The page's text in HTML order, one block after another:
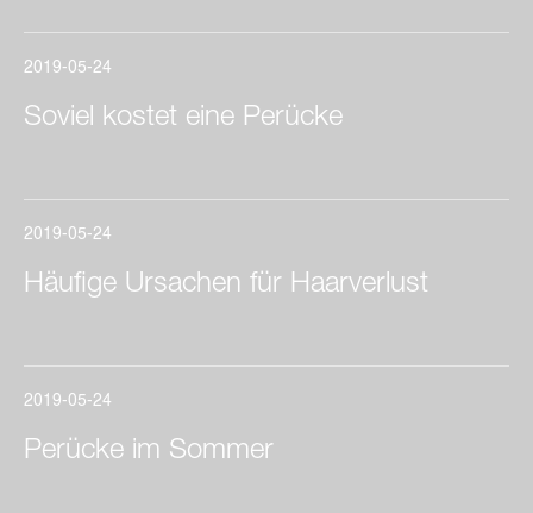
2019-05-24
Soviel kostet eine Perücke
2019-05-24
Häufige Ursachen für Haarverlust
2019-05-24
Perücke im Sommer